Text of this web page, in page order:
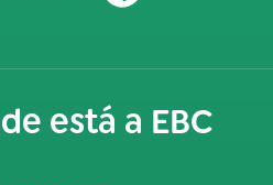
está a EBC